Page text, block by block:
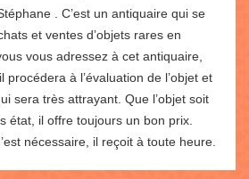
. C’est un antiquaire qui se
et ventes d’objets rares en
vous adressez à cet antiquaire,
procédera à l’évaluation de l’objet et
sera très attrayant. Que l’objet soit
état, il offre toujours un bon prix.
nécessaire, il reçoit à toute heure.